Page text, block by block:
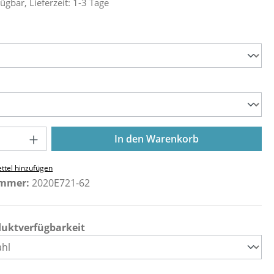
Anzahl: Gib den gewünschten Wert
In den Warenkorb
hinzufügen
2020E721-62